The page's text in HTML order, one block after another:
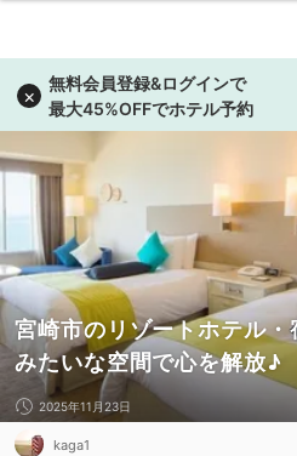
宮崎市のリゾートホテル
みたいな空間で心を解放♪
2025年11月23日
kaga1